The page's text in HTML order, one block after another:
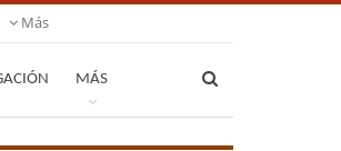
Más
MÁS